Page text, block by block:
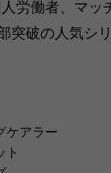
労働者、マッ
突破の人気シ
ケアラー
ト